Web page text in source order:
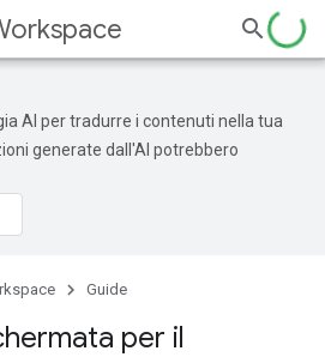
AI per tradurre i contenuti nella tua
generate dall'AI potrebbero
Guide
per il